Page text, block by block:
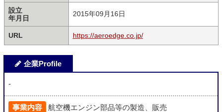
設立
年月日
2015年09月16日
URL https://aeroedge.co.jp/
企業Profile
-
事業内容 航空機エンジン部品等の製造、販売